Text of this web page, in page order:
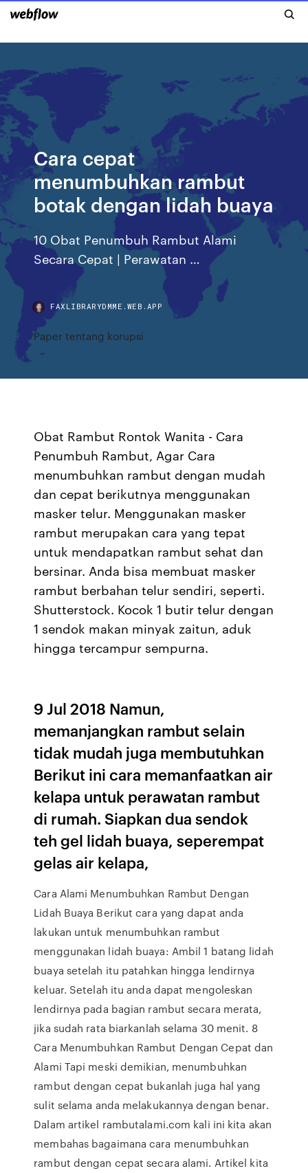
Cara cepat
menumbuhkan rambut
botak dengan lidah buaya
10 Obat Penumbuh Rambut Alami
Secara Cepat | Perawatan …
FAXLIBRARYDMME.WEB.APP
Paper tentang korupsi
Obat Rambut Rontok Wanita - Cara
Penumbuh Rambut, Agar Cara
menumbuhkan rambut dengan mudah
dan cepat berikutnya menggunakan
masker telur. Menggunakan masker
rambut merupakan cara yang tepat
untuk mendapatkan rambut sehat dan
bersinar. Anda bisa membuat masker
rambut berbahan telur sendiri, seperti.
Shutterstock. Kocok 1 butir telur dengan
1 sendok makan minyak zaitun, aduk
hingga tercampur sempurna.
9 Jul 2018 Namun,
memanjangkan rambut selain
tidak mudah juga membutuhkan
Berikut ini cara memanfaatkan air
kelapa untuk perawatan rambut
di rumah. Siapkan dua sendok
teh gel lidah buaya, seperempat
gelas air kelapa,
Cara Alami Menumbuhkan Rambut Dengan
Lidah Buaya Berikut cara yang dapat anda
lakukan untuk menumbuhkan rambut
menggunakan lidah buaya: Ambil 1 batang lidah
buaya setelah itu patahkan hingga lendirnya
keluar. Setelah itu anda dapat mengoleskan
lendirnya pada bagian rambut secara merata,
jika sudah rata biarkanlah selama 30 menit. 8
Cara Menumbuhkan Rambut Dengan Cepat dan
Alami Tapi meski demikian, menumbuhkan
rambut dengan cepat bukanlah juga hal yang
sulit selama anda melakukannya dengan benar.
Dalam artikel rambutalami.com kali ini kita akan
membahas bagaimana cara menumbuhkan
rambut dengan cepat secara alami. Artikel kita